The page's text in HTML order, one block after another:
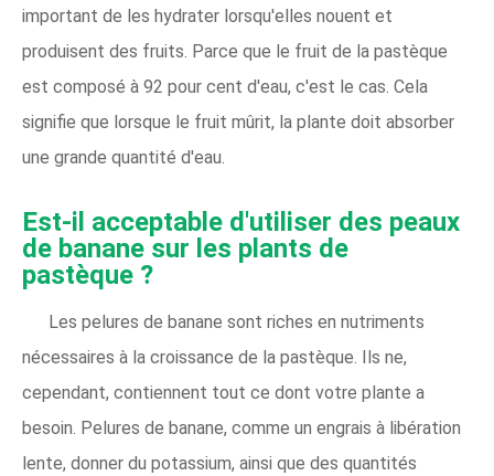
important de les hydrater lorsqu'elles nouent et
produisent des fruits. Parce que le fruit de la pastèque
est composé à 92 pour cent d'eau, c'est le cas. Cela
signifie que lorsque le fruit mûrit, la plante doit absorber
une grande quantité d'eau.
Est-il acceptable d'utiliser des peaux
de banane sur les plants de
pastèque ?
Les pelures de banane sont riches en nutriments
nécessaires à la croissance de la pastèque. Ils ne,
cependant, contiennent tout ce dont votre plante a
besoin. Pelures de banane, comme un engrais à libération
lente, donner du potassium, ainsi que des quantités